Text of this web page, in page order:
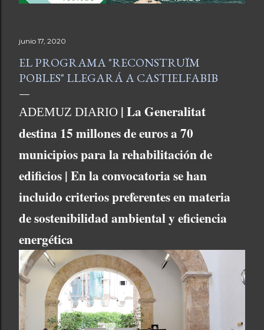
junio 17, 2020
EL PROGRAMA "RECONSTRUÏM
POBLES" LLEGARÁ A CASTIELFABIB
ADEMUZ DIARIO | La Generalitat
destina 15 millones de euros a 70
municipios para la rehabilitación de
edificios | En la convocatoria se han
incluido criterios preferentes en materia
de sostenibilidad ambiental y eficiencia
energética